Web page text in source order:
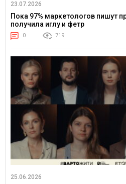
23.07.2026
Пока 97% маркетологов пишут
получила иглу и фетр
0 719
25.06.2026